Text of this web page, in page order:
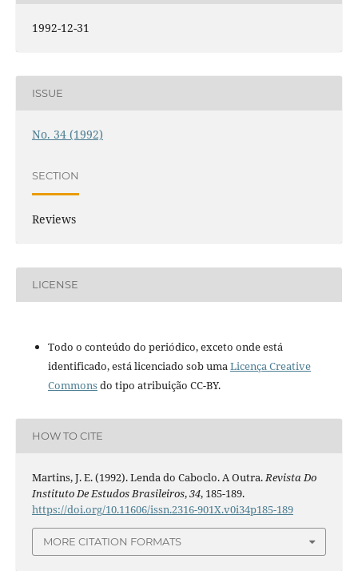
1992-12-31
ISSUE
No. 34 (1992)
SECTION
Reviews
LICENSE
Todo o conteúdo do periódico, exceto onde está
identificado, está licenciado sob umaLicença Creative
Commonsdo tipo atribuição CC-BY.
HOW TO CITE
Martins, J. E. (1992). Lenda do Caboclo. A Outra.Revista Do
Instituto De Estudos Brasileiros,34, 185-189.
https://doi.org/10.11606/issn.2316-901X.v0i34p185-189
MORE CITATION FORMATS